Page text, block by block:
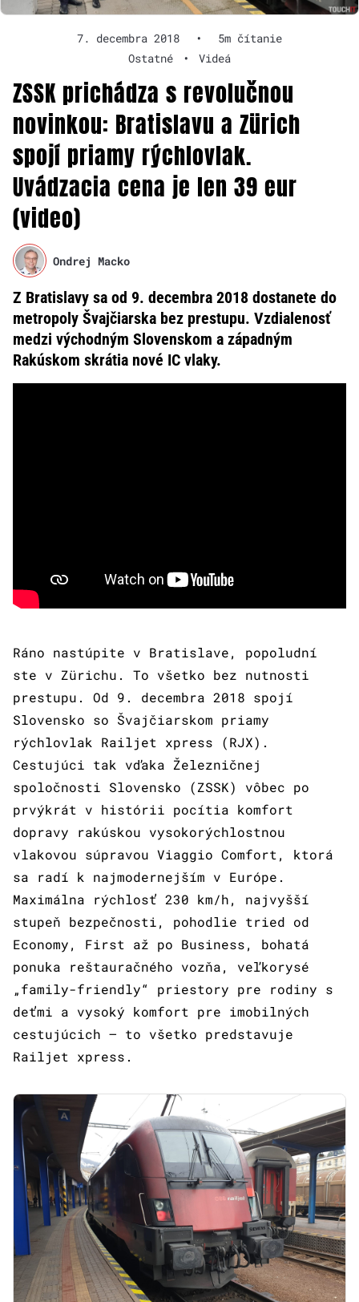
7. decembra 2018 •
5m čítanie
Ostatné
• Videá
ZSSK prichádza s revolučnou
novinkou: Bratislavu a Zürich
spojí priamy rýchlovlak.
Uvádzacia cena je len 39 eur
(video)
Ondrej Macko
Z Bratislavy sa od 9. decembra 2018 dostanete do
metropoly Švajčiarska bez prestupu. Vzdialenosť
medzi východným Slovenskom a západným
Rakúskom skrátia nové IC vlaky.
Ráno nastúpite v Bratislave, popoludní
ste v Zürichu. To všetko bez nutnosti
prestupu. Od 9. decembra 2018 spojí
Slovensko so Švajčiarskom priamy
rýchlovlak Railjet xpress (RJX).
Cestujúci tak vďaka Železničnej
spoločnosti Slovensko (ZSSK) vôbec po
prvýkrát v histórii pocítia komfort
dopravy rakúskou vysokorýchlostnou
vlakovou súpravou Viaggio Comfort, ktorá
sa radí k najmodernejším v Európe.
Maximálna rýchlosť 230 km/h, najvyšší
stupeň bezpečnosti, pohodlie tried od
Economy, First až po Business, bohatá
ponuka reštauračného vozňa, veľkorysé
„family-friendly“ priestory pre rodiny s
deťmi a vysoký komfort pre imobilných
cestujúcich – to všetko predstavuje
Railjet xpress.